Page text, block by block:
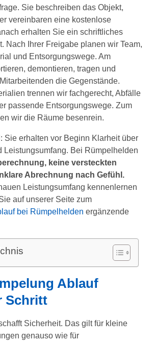
Sie beschreiben das Objekt,
vereinbaren eine kostenlose
erhalten Sie ein schriftliches
Nach Ihrer Freigabe planen wir Team,
und Entsorgungswege. Am
demontieren, tragen und
die Gegenstände.
trennen wir fachgerecht, Abfälle
passende Entsorgungswege. Zum
wir die Räume besenrein.
Sie erhalten vor Beginn Klarheit über
Leistungsumfang. Bei Rümpelhelden
keine versteckten
Abrechnung nach Gefühl.
Leistungsumfang kennenlernen
auf unserer Seite zum
bei Rümpelhelden ergänzende
Ablauf
Schritt
Sicherheit. Das gilt für kleine
genauso wie für